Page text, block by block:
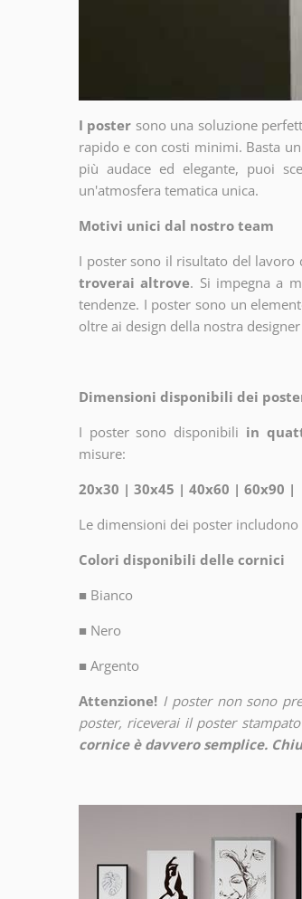
I poster sono una soluzione
rapido e con costi minimi. Basta
più audace ed elegante, puoi
un'atmosfera tematica unica.
Motivi unici dal nostro team
I poster sono il risultato del lavoro
troverai altrove. Si impegna a
tendenze. I poster sono un
oltre ai design della nostra
Dimensioni disponibili dei
I poster sono disponibili in
misure:
20x30 | 30x45 | 40x60 | 60x90 |
Le dimensioni dei poster includono
Colori disponibili delle cornici
■ Bianco
■ Nero
■ Argento
Attenzione! I poster non sono
poster, riceverai il poster
cornice è davvero semplice.